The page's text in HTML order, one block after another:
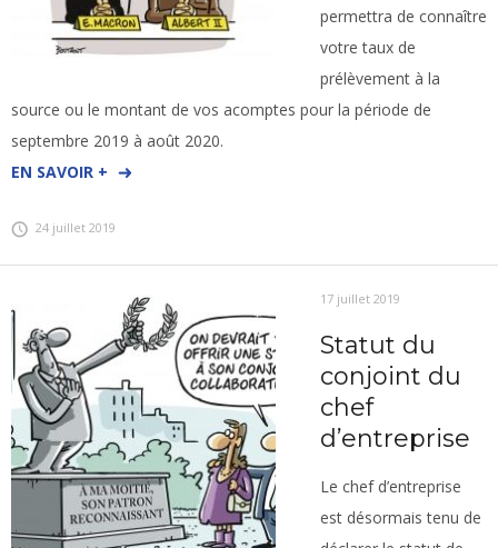
permettra de connaître
votre taux de
prélèvement à la
source ou le montant de vos acomptes pour la période de
septembre 2019 à août 2020.
EN SAVOIR +
24 juillet 2019
17 juillet 2019
Statut du
conjoint du
chef
d’entreprise
Le chef d’entreprise
est désormais tenu de